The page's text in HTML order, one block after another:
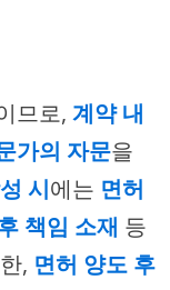
므로, 계약 내
가의 자문을
시에는 면허
책임 소재 등
, 면허 양도 후